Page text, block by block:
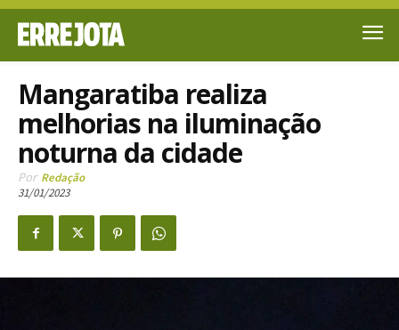
Mangaratiba realiza
melhorias na iluminação
noturna da cidade
Por Redação
31/01/2023